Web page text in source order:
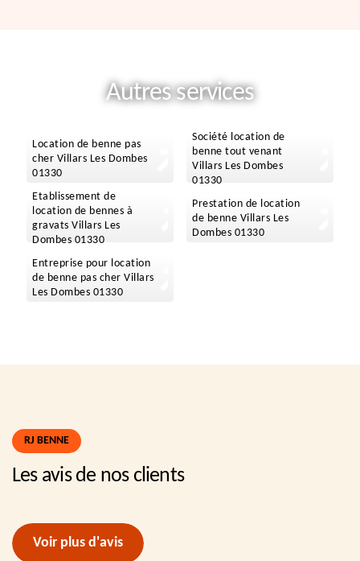
Autres services
Location de benne pas
cher Villars Les Dombes
01330
Société location de
benne tout venant
Villars Les Dombes
01330
Etablissement de
location de bennes à
gravats Villars Les
Dombes 01330
Prestation de location
de benne Villars Les
Dombes 01330
Entreprise pour location
de benne pas cher Villars
Les Dombes 01330
RJ BENNE
Les avis de nos clients
Voir plus d'avis